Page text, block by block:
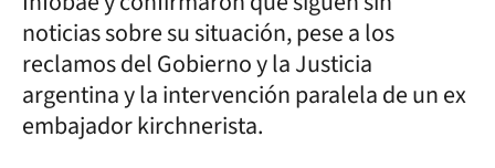
noticias sobre su situación, pese a los
reclamos del Gobierno y la Justicia
argentina y la intervención paralela de un ex
embajador kirchnerista.